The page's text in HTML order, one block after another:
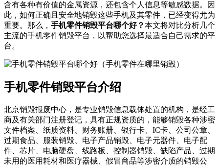
含有各种有价值的金属资源，还包含个人信息等敏感数据。因
此，如何正确且安全地销毁这些手机及其零件，已经变得尤为
重要。那么， 手机零件销毁平台哪个好？本文将对比分析几个
主流的手机零件销毁平台，以帮助您选择最适合自己需求的平
台。
手机零件销毁平台介绍
北京销毁报废中心，是专业销毁信息载体处置的机构，是经工
商及有关部门注册登记，具有正规资质的，能够销毁各种涉密
文件档案、纸质资料、财务账册、银行卡、IC卡、公司公章、
过期食品、服装销毁、电子产品销毁、电子元器件、电子配
件、芯片、电脑硬盘、线路板、控制器销毁、缺陷产品、过期
未用的医用耗材和医疗器械、假冒商品等涉密介质的销毁公